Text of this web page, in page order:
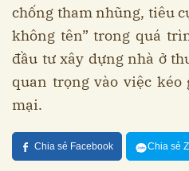
chống tham nhũng, tiêu
không tên” trong quá
đầu tư xây dựng nhà ở
quan trọng vào việc
mại.
Chia sẻ Facebook Chia sẻ